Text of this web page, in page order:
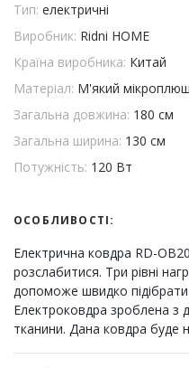
Тип: електричні
Виробник: Ridni HOME
Країна виробника: Китай
Матеріал: М'який мікроплюш
Загальна довжина: 180 см
Загальна ширина: 130 см
Потужність: 120 Вт
ОСОБЛИВОСТІ:
Електрична ковдра RD-
розслабитися. Три рівні
допоможе швидко
Електроковдра зроблена з
тканини. Дана ковдра буде